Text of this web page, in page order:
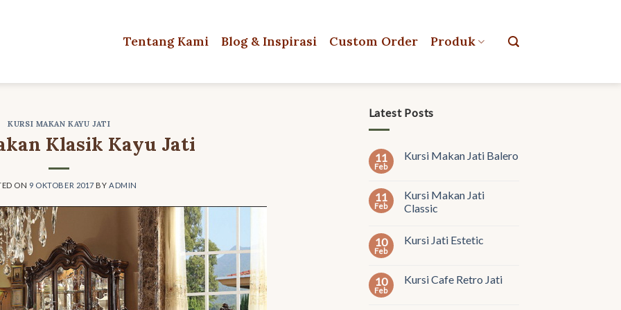
Tentang Kami Blog & Inspirasi Custom Order Produk
KURSI MAKAN KAYU JATI
Klasik Kayu Jati
ON 9 OKTOBER 2017 BY ADMIN
Latest Posts
11
Feb
Kursi Makan Jati Balero
11
Feb
Kursi Makan Jati
Classic
10
Feb
Kursi Jati Estetic
10
Feb
Kursi Cafe Retro Jati